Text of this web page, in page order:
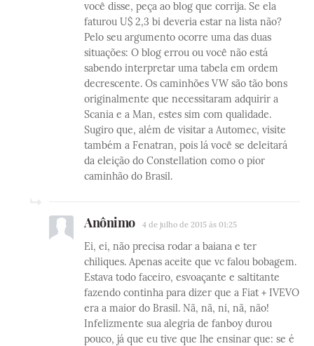
você disse, peça ao blog que corrija. Se ela
faturou U$ 2,3 bi deveria estar na lista não?
Pelo seu argumento ocorre uma das duas
situações: O blog errou ou você não está
sabendo interpretar uma tabela em ordem
decrescente. Os caminhões VW são tão bons
originalmente que necessitaram adquirir a
Scania e a Man, estes sim com qualidade.
Sugiro que, além de visitar a Automec, visite
também a Fenatran, pois lá você se deleitará
da eleição do Constellation como o pior
caminhão do Brasil.
Anônimo 4 de julho de 2015 às 01:25
Ei, ei, não precisa rodar a baiana e ter
chiliques. Apenas aceite que vc falou bobagem.
Estava todo faceiro, esvoaçante e saltitante
fazendo continha para dizer que a Fiat + IVEVO
era a maior do Brasil. Nã, nã, ni, nã, não!
Infelizmente sua alegria de fanboy durou
pouco, já que eu tive que lhe ensinar que: se é